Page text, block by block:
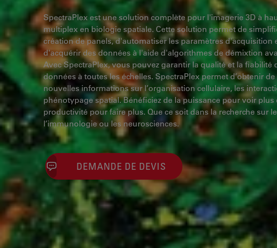
SpectraPlex est une solution complète pour l'imagerie 3D à
multiplex en biologie spatiale. Cette solution permet de
création de panels, d'automatiser les paramètres d'acquisition
d'acquérir des données à l'aide d'algorithmes de démixtion
Avec SpectraPlex, vous pouvez garantir la qualité et la fiabilité
données à toutes les échelles. SpectraPlex permet d’obtenir de
nouvelles informations sur l’organisation cellulaire, les
phénotypage spatial. Bénéficiez de la puissance pour voir plus
productivité pour faire plus. Que ce soit dans la recherche sur
l’immunologie ou les neurosciences.
DEMANDE DE DEVIS